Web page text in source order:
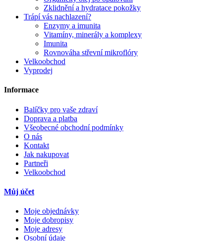
Zklidnění a hydratace pokožky
Trápí vás nachlazení?
Enzymy a imunita
Vitamíny, minerály a komplexy
Imunita
Rovnováha střevní mikroflóry
Velkoobchod
Vyprodej
Informace
Balíčky pro vaše zdraví
Doprava a platba
Všeobecné obchodní podmínky
O nás
Kontakt
Jak nakupovat
Partneři
Velkoobchod
Můj účet
Moje objednávky
Moje dobropisy
Moje adresy
Osobní údaje